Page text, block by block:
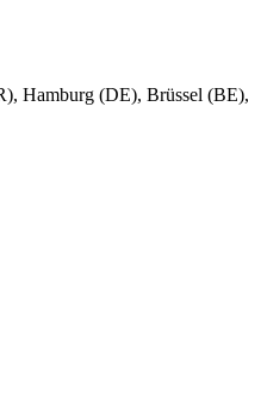
Hamburg (DE), Brüssel (BE),